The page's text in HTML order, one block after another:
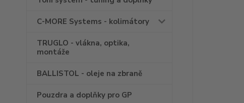
C-MORE Systems - kolimátory
TRUGLO - vlákna, optika,
montáže
BALLISTOL - oleje na zbraně
Pouzdra a doplňky pro GP